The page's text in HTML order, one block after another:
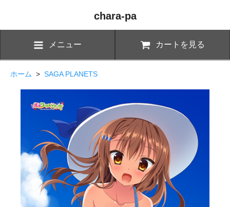
chara-pa
メニュー カートを見る
ホーム > SAGA PLANETS